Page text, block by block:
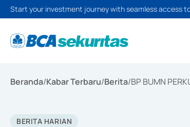
Start your investment journey with seamless access
Beranda/Kabar Terbaru/Berita/BP BUMN
BERITA HARIAN